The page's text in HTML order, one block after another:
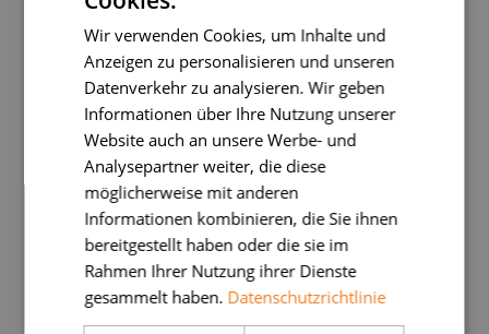
Neigbare Dokumentenhalter, um das
Halten von Unterlagen mit ausgestrecktem
Arm zu vermeiden
Einige Accessoires sind speziell für berufliche
Tätigkeiten konzipiert, andere können je nach
Gewohnheiten auch für zu Hause angepasst
werden.
Wir verwenden Cookies, um Inhalte und
Anzeigen zu personalisieren und unseren
Datenverkehr zu analysieren. Wir geben
Informationen über Ihre Nutzung unserer
Website auch an unsere Werbe- und
Analysepartner weiter, die diese
möglicherweise mit anderen
Informationen kombinieren, die Sie ihnen
bereitgestellt haben oder die sie im
Rahmen Ihrer Nutzung ihrer Dienste
gesammelt haben. Datenschutzrichtlinie